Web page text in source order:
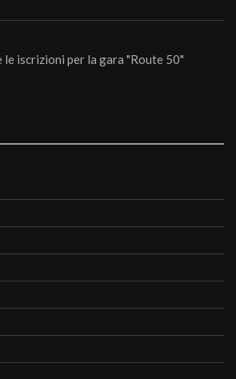
iscrizioni per la gara "Route 50"